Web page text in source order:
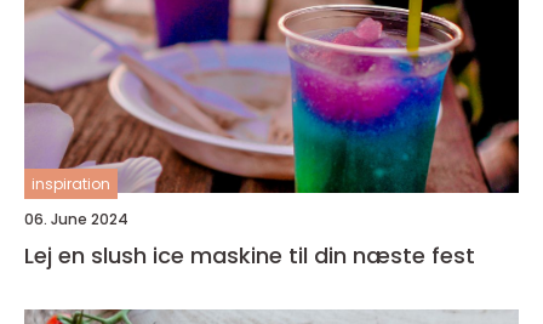
inspiration
06. June 2024
Lej en slush ice maskine til din næste fest